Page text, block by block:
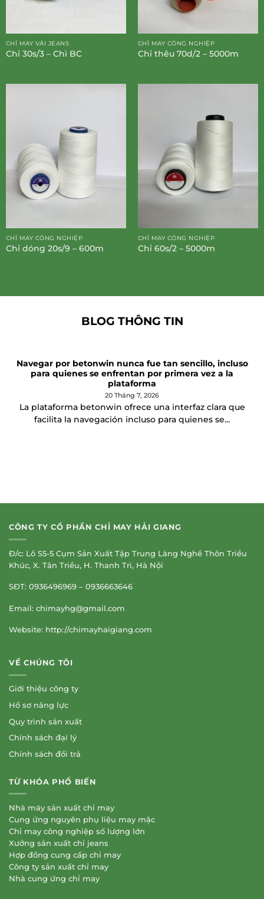
CHỈ MAY VẢI JEANS
Chỉ 30s/3 – Chì BC
CHỈ MAY CÔNG NGHIỆP
Chỉ thêu 70d/2 – 5000m
CHỈ MAY CÔNG NGHIỆP
Chỉ dóng 20s/9 – 600m
CHỈ MAY CÔNG NGHIỆP
Chỉ 60s/2 – 5000m
BLOG THÔNG TIN
Navegar por betonwin nunca fue tan sencillo, incluso
para quienes se enfrentan por primera vez a la
plataforma
20 Tháng 7, 2026
La plataforma betonwin ofrece una interfaz clara que
facilita la navegación incluso para quienes se...
CÔNG TY CỔ PHẦN CHỈ MAY HẢI GIANG
Đ/c: Lô S5-5 Cụm Sản Xuất Tập Trung Làng Nghề Thôn Triều
Khúc, X. Tân Triều, H. Thanh Trì, Hà Nội
SĐT: 0936496969 – 0936663646
Email: chimayhg@gmail.com
Website: http://chimayhaigiang.com
VỀ CHÚNG TÔI
Giới thiệu công ty
Hồ sơ năng lực
Quy trình sản xuất
Chính sách đại lý
Chính sách đổi trả
TỪ KHÓA PHỔ BIẾN
Nhà máy sản xuất chỉ may
Cung ứng nguyên phụ liệu may mặc
Chỉ may công nghiệp số lượng lớn
Xưởng sản xuất chỉ jeans
Hợp đồng cung cấp chỉ may
Công ty sản xuất chỉ may
Nhà cung ứng chỉ may